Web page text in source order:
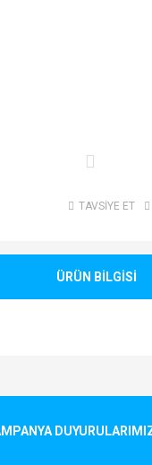
TAVSİYE ET
ÜRÜN BİLGİSİ
Ürün resmi kalitesiz,